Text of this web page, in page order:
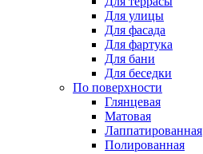
Для улицы
Для фасада
Для фартука
Для бани
Для беседки
По поверхности
Глянцевая
Матовая
Лаппатированная
Полированная